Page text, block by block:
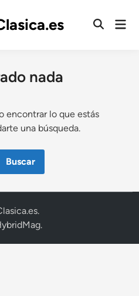
nada
encontrar lo que estás
una búsqueda.
.
.